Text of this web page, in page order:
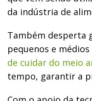
da indústria de
Também desperta
pequenos e
de cuidar do meio
tempo, garantir a